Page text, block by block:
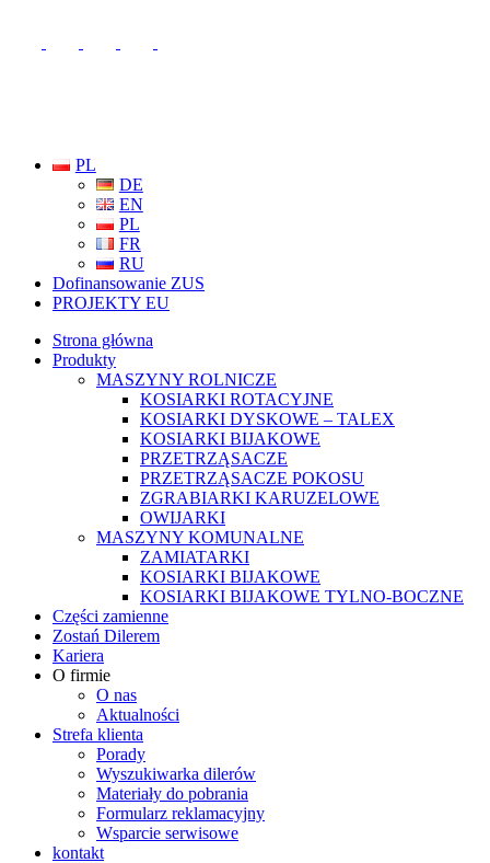
PL
DE
EN
PL
FR
RU
Dofinansowanie ZUS
PROJEKTY EU
Strona główna
Produkty
MASZYNY ROLNICZE
KOSIARKI ROTACYJNE
KOSIARKI DYSKOWE – TALEX
KOSIARKI BIJAKOWE
PRZETRZĄSACZE
PRZETRZĄSACZE POKOSU
ZGRABIARKI KARUZELOWE
OWIJARKI
MASZYNY KOMUNALNE
ZAMIATARKI
KOSIARKI BIJAKOWE
KOSIARKI BIJAKOWE TYLNO-BOCZNE
Części zamienne
Zostań Dilerem
Kariera
O firmie
O nas
Aktualności
Strefa klienta
Porady
Wyszukiwarka dilerów
Materiały do pobrania
Formularz reklamacyjny
Wsparcie serwisowe
kontakt